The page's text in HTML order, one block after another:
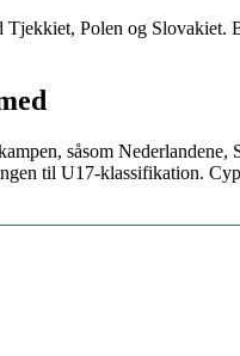
Polen og
såsom
til U17-klassifikation.